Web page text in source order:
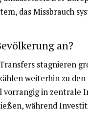
das Missbrauch
an?
stagnieren
weiterhin zu
vorrangig in zentrale
während